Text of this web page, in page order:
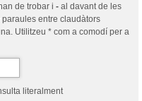
de trobar i - al davant de les
paraules entre claudàtors
Utilitzeu * com a comodí per a
literalment